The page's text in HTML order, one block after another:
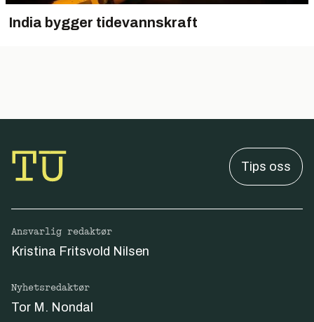
India bygger tidevannskraft
Tips oss
Ansvarlig redaktør
Kristina Fritsvold Nilsen
Nyhetsredaktør
Tor M. Nondal